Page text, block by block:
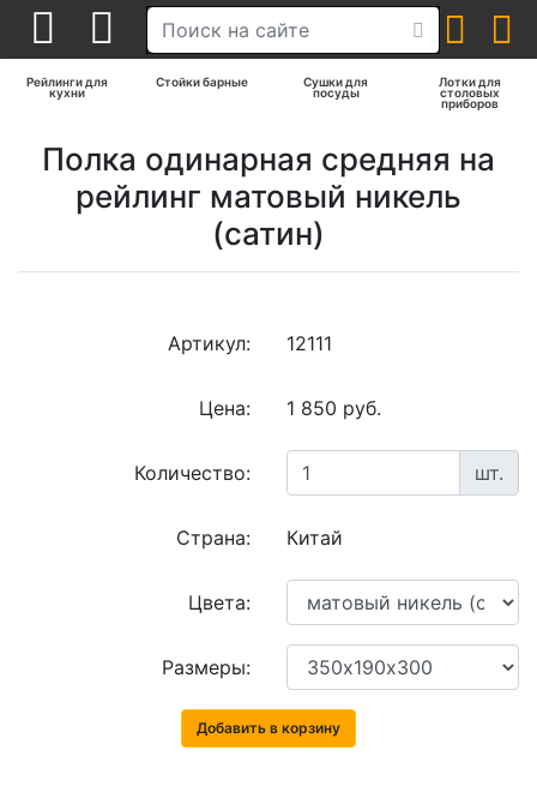
Рейлинги для
кухни
Стойки барные Сушки для
посуды
Лотки для
столовых
приборов
Полка одинарная средняя на
рейлинг матовый никель
(сатин)
Артикул: 12111
Цена: 1 850 руб.
Количество: шт.
Страна: Китай
Цвета:
Размеры:
Добавить в корзину